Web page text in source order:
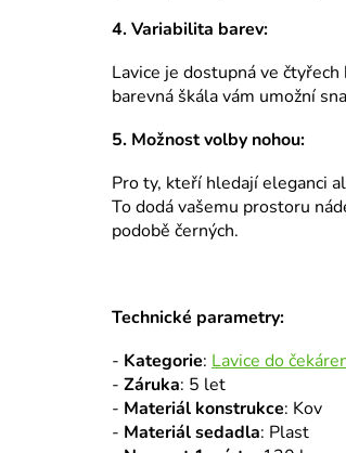
4. Variabilita barev:
Lavice je dostupná ve
barevná škála vám umožní
5. Možnost volby nohou:
Pro ty, kteří hledají eleganci
To dodá vašemu prostoru
podobě černých.
Technické parametry:
- Kategorie: Lavice do
- Záruka: 5 let
- Materiál konstrukce: Kov
- Materiál sedadla: Plast